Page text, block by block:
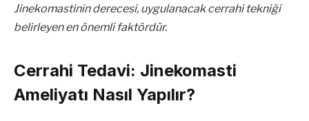
Jinekomastinin derecesi, uygulanacak cerrahi tekniği
belirleyen en önemli faktördür.
Cerrahi Tedavi: Jinekomasti
Ameliyatı Nasıl Yapılır?